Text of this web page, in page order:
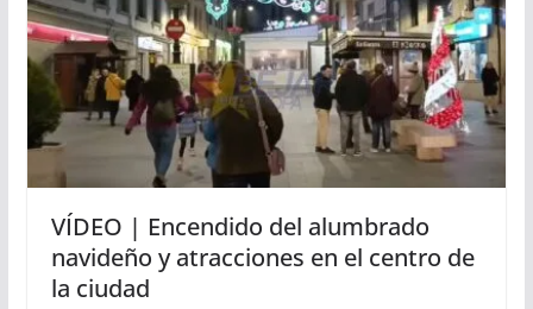
VÍDEO | Encendido del alumbrado
navideño y atracciones en el centro de
la ciudad